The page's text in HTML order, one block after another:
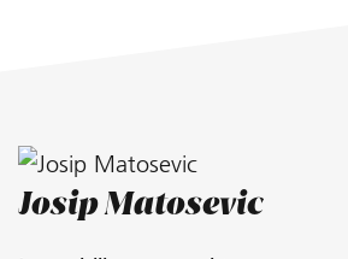
Josip Matosevic